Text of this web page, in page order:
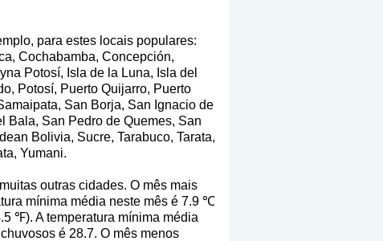
para estes locais populares:
Cochabamba, Concepción,
Potosí, Isla de la Luna, Isla del
Potosí, Puerto Quijarro, Puerto
San Borja, San Ignacio de
Bala, San Pedro de Quemes, San
Bolivia, Sucre, Tarabuco, Tarata,
Yumani.
outras cidades. O mês mais
mínima média neste mês é 7.9 ℃
℉). A temperatura mínima média
é 28.7. O mês menos